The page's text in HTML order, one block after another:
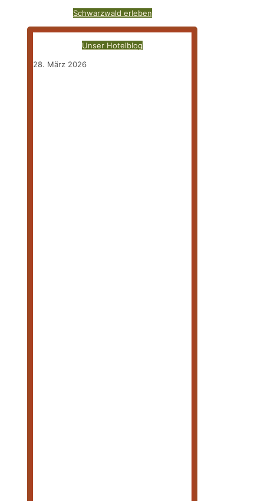
Schwarzwald erleben
Unser Hotelblog
28. März 2026